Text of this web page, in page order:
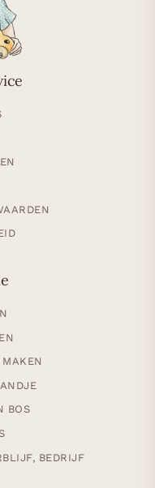
BOS
BEDRIJF